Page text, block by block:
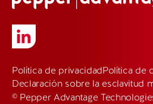
Política de privacidadPolítica de
Declaración sobre la esclavitud
© Pepper Advantage